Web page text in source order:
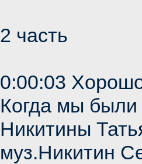
2 часть
0:00:03
Когда мы
Никитины
муз.Никитин